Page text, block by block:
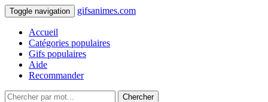
Toggle navigation gifsanimes.com
Accueil
Catégories populaires
Gifs populaires
Aide
Recommander
Chercher